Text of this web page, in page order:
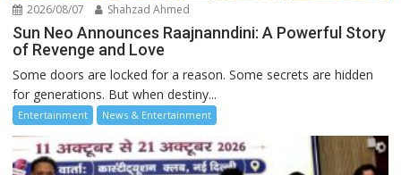
2026/08/07 Shahzad Ahmed
Sun Neo Announces Raajnanndini: A Powerful Story
of Revenge and Love
Some doors are locked for a reason. Some secrets are hidden
for generations. But when destiny...
Entertainment News & Entertainment